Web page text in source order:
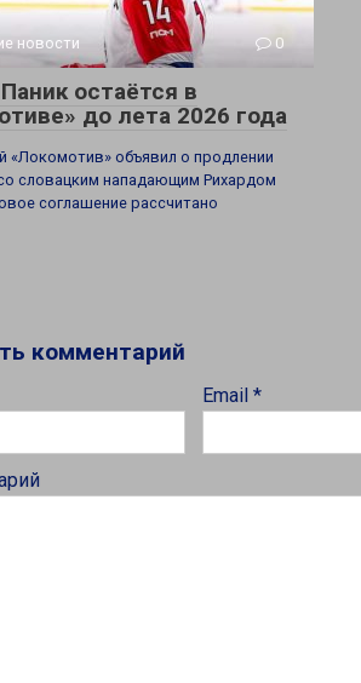
новости 0
остаётся в
до лета 2026 года
«Локомотив» объявил о продлении
словацким нападающим Рихардом
соглашение рассчитано
комментарий
Email *